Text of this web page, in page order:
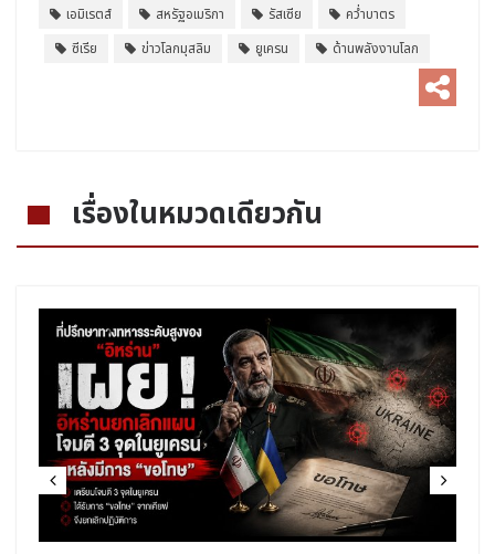
เอมิเรตส์ สหรัฐอเมริกา รัสเซีย
คว่ำบาตร
ซีเรีย
ข่าวโลกมุสลิม ยูเครน ด้านพลังงานโลก
เรื่องในหมวดเดียวกัน